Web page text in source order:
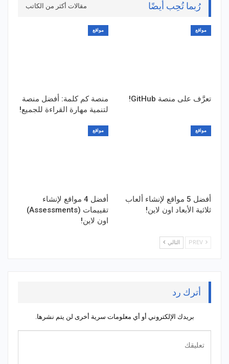
رُبما تُحِب أيضًا مقالات أكثر من الكاتب
مواقع
تعرَّف على منصة GitHub!
مواقع
منصة كم كلمة: أفضل منصة
لتنمية مهارة القراءة للجميع!
مواقع
أفضل 5 مواقع لإنشاء ألعاب
ثلاثية الأبعاد اون لاين!
مواقع
أفضل 4 مواقع لإنشاء
تقييمات (Assessments)
اون لاين!
التالي
أترك رد
بريدك الإلكتروني أو أي معلومات سرية أخرى لن يتم نشرها.